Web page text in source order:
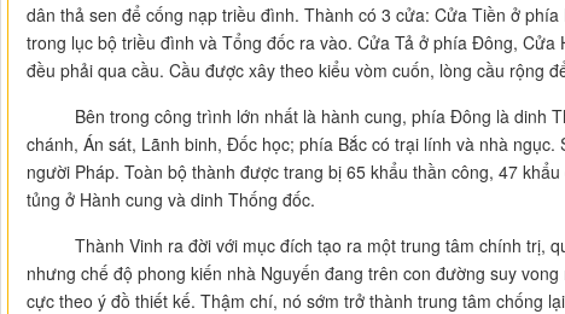
dân thả sen để cống nạp triều đình. Thành có 3 cửa: Cửa Tiền ở
trong lục bộ triều đình và Tổng đốc ra vào. Cửa Tả ở phía Đông, Cửa
đều phải qua cầu. Cầu được xây theo kiểu vòm cuốn, lòng cầu rộng
Bên trong công trình lớn nhất là hành cung, phía Đông là dinh
chánh, Án sát, Lãnh binh, Đốc học; phía Bắc có trại lính và nhà ngục.
người Pháp. Toàn bộ thành được trang bị 65 khẩu thần công, 47
tủng ở Hành cung và dinh Thống đốc.
Thành Vinh ra đời với mục đích tạo ra một trung tâm chính trị,
nhưng chế độ phong kiến nhà Nguyến đang trên con đường suy
cực theo ý đồ thiết kế. Thậm chí, nó sớm trở thành trung tâm chống